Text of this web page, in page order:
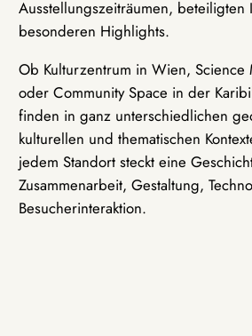
Ausstellungszeiträumen, beteiligten
besonderen Highlights.
Ob Kulturzentrum in Wien, Science
oder Community Space in der
finden in ganz unterschiedlichen
kulturellen und thematischen
jedem Standort steckt eine
Zusammenarbeit, Gestaltung,
Besucherinteraktion.